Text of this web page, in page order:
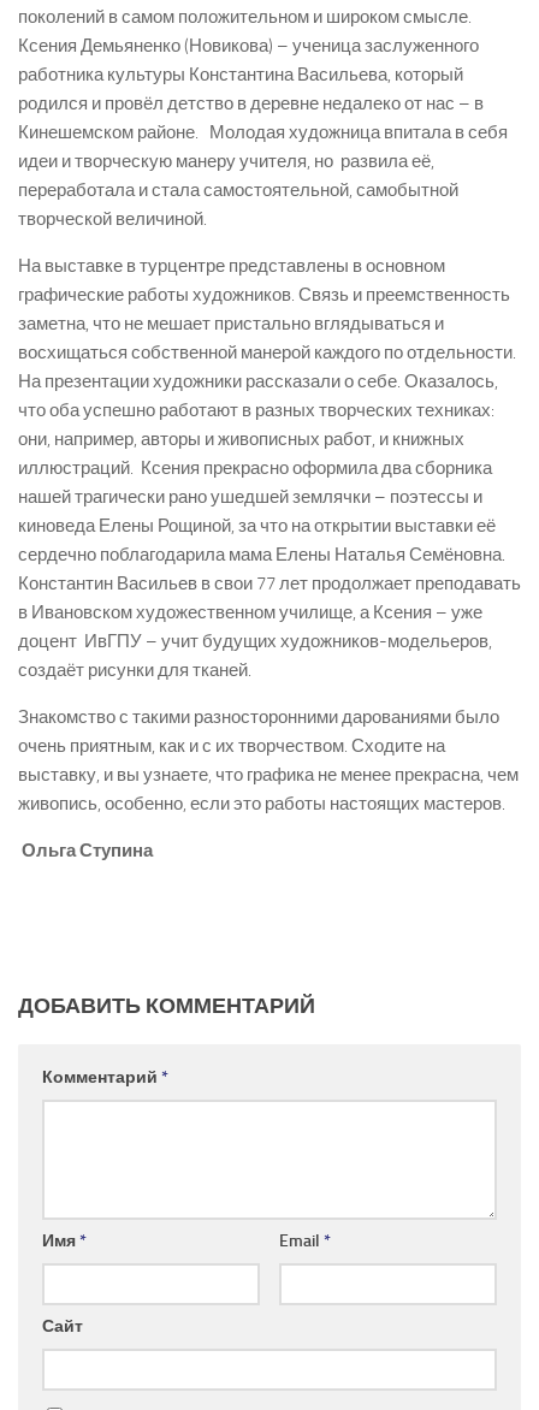
поколений в самом положительном и широком смысле.
Ксения Демьяненко (Новикова) – ученица заслуженного
работника культуры Константина Васильева, который
родился и провёл детство в деревне недалеко от нас – в
Кинешемском районе. Молодая художница впитала в себя
идеи и творческую манеру учителя, но развила её,
переработала и стала самостоятельной, самобытной
творческой величиной.
На выставке в турцентре представлены в основном
графические работы художников. Связь и преемственность
заметна, что не мешает пристально вглядываться и
восхищаться собственной манерой каждого по отдельности.
На презентации художники рассказали о себе. Оказалось,
что оба успешно работают в разных творческих техниках:
они, например, авторы и живописных работ, и книжных
иллюстраций. Ксения прекрасно оформила два сборника
нашей трагически рано ушедшей землячки – поэтессы и
киноведа Елены Рощиной, за что на открытии выставки её
сердечно поблагодарила мама Елены Наталья Семёновна.
Константин Васильев в свои 77 лет продолжает преподавать
в Ивановском художественном училище, а Ксения – уже
доцент ИвГПУ – учит будущих художников­-модельеров,
создаёт рисунки для тканей.
Знакомство с такими разносторонними дарованиями было
очень приятным, как и с их творчеством. Сходите на
выставку, и вы узнаете, что графика не менее прекрасна, чем
живопись, особенно, если это работы настоящих мастеров.
Ольга Ступина
ДОБАВИТЬ КОММЕНТАРИЙ
Комментарий *
Имя* Email *
Сайт